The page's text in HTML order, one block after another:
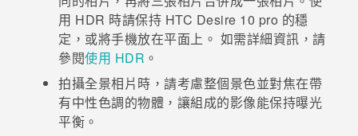
用 HDR 時請保持 HTC Desire 10 pro 的穩
定，或將手機放在平面上。 如需詳細資訊，請
參閱使用 HDR 。
拍攝全景相片時，請考慮整個景色並對焦在帶
有中性色調的物體，讓組成的影像能保持曝光
平衡。